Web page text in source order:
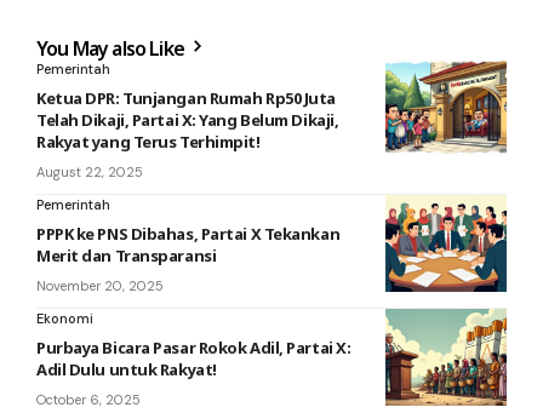
You May also Like
Pemerintah
Ketua DPR: Tunjangan Rumah Rp50 Juta
Telah Dikaji, Partai X: Yang Belum Dikaji,
Rakyat yang Terus Terhimpit!
August 22, 2025
Pemerintah
PPPK ke PNS Dibahas, Partai X Tekankan
Merit dan Transparansi
November 20, 2025
Ekonomi
Purbaya Bicara Pasar Rokok Adil, Partai X:
Adil Dulu untuk Rakyat!
October 6, 2025